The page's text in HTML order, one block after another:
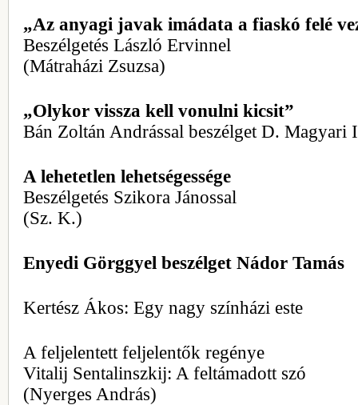
„Az anyagi javak imádata a fiaskó felé
Beszélgetés László Ervinnel
(Mátraházi Zsuzsa)
„Olykor vissza kell vonulni kicsit”
Bán Zoltán Andrással beszélget D. Magyari
A lehetetlen lehetségessége
Beszélgetés Szikora Jánossal
(Sz. K.)
Enyedi Görggyel beszélget Nádor Tamás
Kertész Ákos: Egy nagy színházi este
A feljelentett feljelentők regénye
Vitalij Sentalinszkij: A feltámadott szó
(Nyerges András)